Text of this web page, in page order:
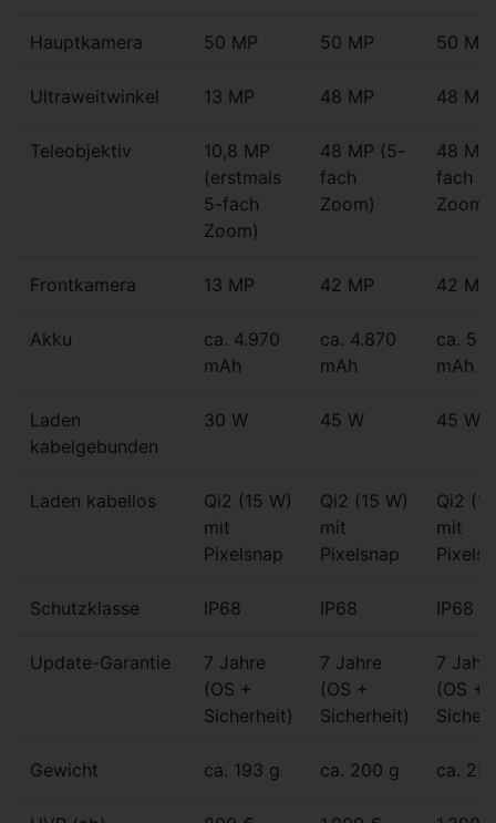
Hauptkamera 50 MP 50 MP 50 MP
Ultraweitwinkel 13 MP 48 MP 48 MP
Teleobjektiv
10,8 MP
(erstmals
5-fach
Zoom)
48 MP (5-
fach
Zoom)
48
fach
Zoom)
Frontkamera 13 MP 42 MP 42 MP
Akku
ca. 4.970
mAh
ca. 4.870
mAh
ca.
mAh
Laden
kabelgebunden
30 W 45 W 45 W
Laden kabellos
Qi2 (15 W)
mit
Pixelsnap
Qi2 (15 W)
mit
Pixelsnap
Qi2
mit
Schutzklasse IP68 IP68 IP68
Update-Garantie
7 Jahre
(OS +
Sicherheit)
7 Jahre
(OS +
Sicherheit)
7
(OS +
Gewicht ca. 193 g ca. 200 g ca.